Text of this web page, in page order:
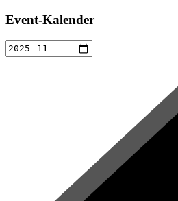
Event-Kalender